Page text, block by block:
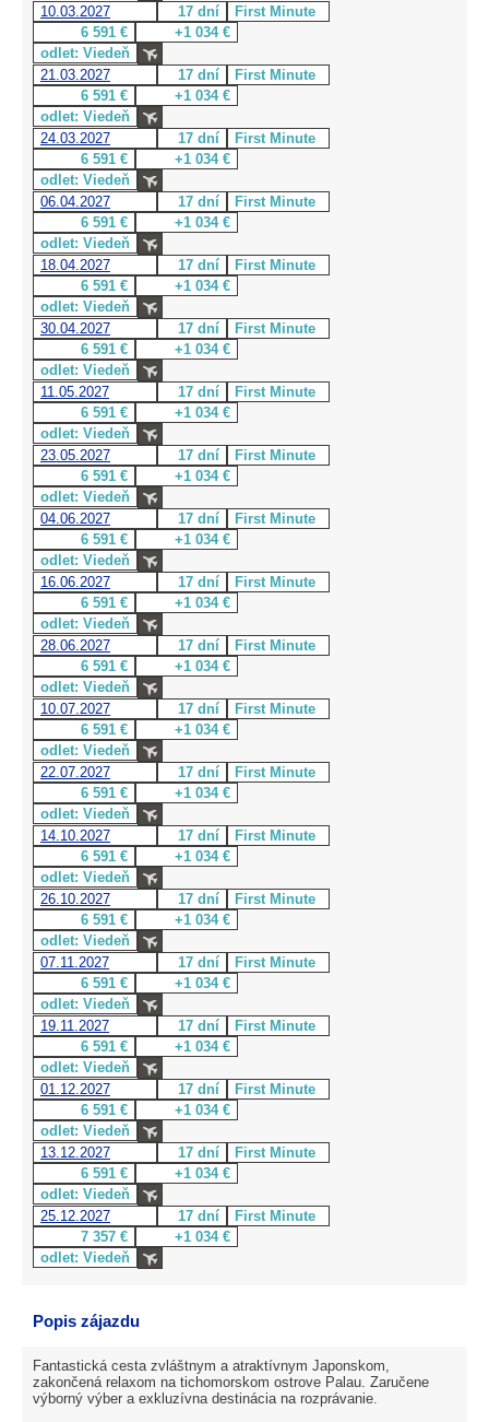
10.03.2027
17 dní
First Minute
6 591 €
+1 034 €
odlet: Viedeň
21.03.2027
17 dní
First Minute
6 591 €
+1 034 €
odlet: Viedeň
24.03.2027
17 dní
First Minute
6 591 €
+1 034 €
odlet: Viedeň
06.04.2027
17 dní
First Minute
6 591 €
+1 034 €
odlet: Viedeň
18.04.2027
17 dní
First Minute
6 591 €
+1 034 €
odlet: Viedeň
30.04.2027
17 dní
First Minute
6 591 €
+1 034 €
odlet: Viedeň
11.05.2027
17 dní
First Minute
6 591 €
+1 034 €
odlet: Viedeň
23.05.2027
17 dní
First Minute
6 591 €
+1 034 €
odlet: Viedeň
04.06.2027
17 dní
First Minute
6 591 €
+1 034 €
odlet: Viedeň
16.06.2027
17 dní
First Minute
6 591 €
+1 034 €
odlet: Viedeň
28.06.2027
17 dní
First Minute
6 591 €
+1 034 €
odlet: Viedeň
10.07.2027
17 dní
First Minute
6 591 €
+1 034 €
odlet: Viedeň
22.07.2027
17 dní
First Minute
6 591 €
+1 034 €
odlet: Viedeň
14.10.2027
17 dní
First Minute
6 591 €
+1 034 €
odlet: Viedeň
26.10.2027
17 dní
First Minute
6 591 €
+1 034 €
odlet: Viedeň
07.11.2027
17 dní
First Minute
6 591 €
+1 034 €
odlet: Viedeň
19.11.2027
17 dní
First Minute
6 591 €
+1 034 €
odlet: Viedeň
01.12.2027
17 dní
First Minute
6 591 €
+1 034 €
odlet: Viedeň
13.12.2027
17 dní
First Minute
6 591 €
+1 034 €
odlet: Viedeň
25.12.2027
17 dní
First Minute
7 357 €
+1 034 €
odlet: Viedeň
Popis zájazdu
Fantastická cesta zvláštnym a atraktívnym Japonskom,
zakončená relaxom na tichomorskom ostrove Palau. Zaručene
výborný výber a exkluzívna destinácia na rozprávanie.